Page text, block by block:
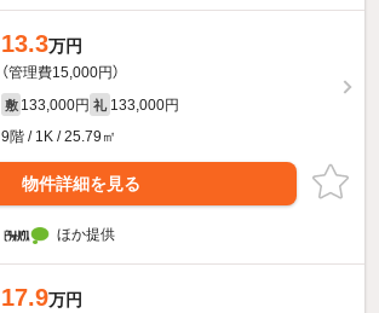
13.3万円
（管理費15,000円）
敷 133,000円 礼 133,000円
9階 / 1K / 25.79㎡
物件詳細を見る
ほか提供
17.9万円